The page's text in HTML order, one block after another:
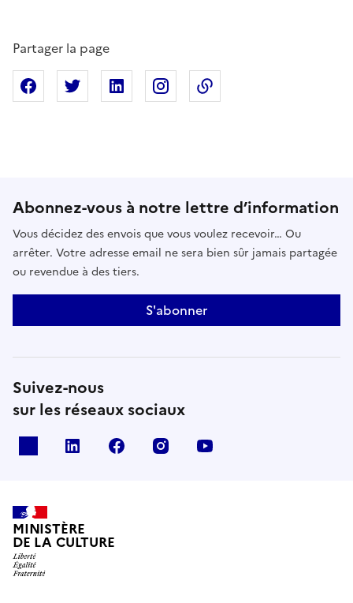
Partager la page
Partager sur Facebook
Partager sur XPartager sur Linkedin
Partager sur Instagram
Abonnez-vous à notre lettre d’information
Vous décidez des envois que vous voulez recevoir… Ou
arrêter. Votre adresse email ne sera bien sûr jamais partagée
ou revendue à des tiers.
S'abonner
Suivez-nous
sur les réseaux sociaux
linkedin facebook instagram
MINISTÈRE
DE LA CULTURE